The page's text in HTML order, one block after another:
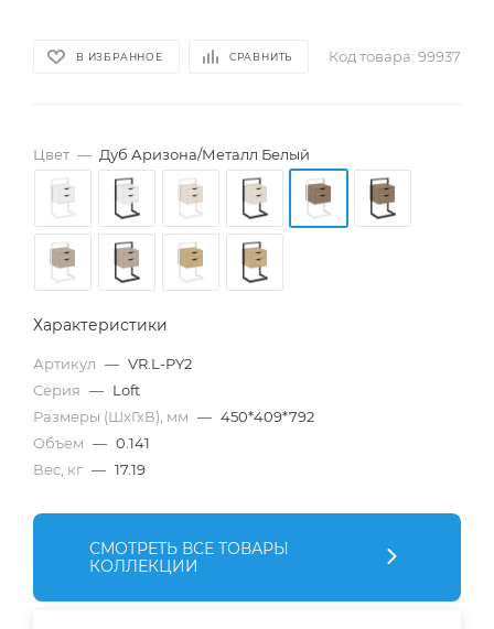
В ИЗБРАННОЕ СРАВНИТЬ Код товара: 99937
Цвет — Дуб Аризона/Металл Белый
Характеристики
Артикул — VR.L-PY2
Серия — Loft
Размеры (ШхГхВ), мм — 450*409*792
Объем — 0.141
Вес, кг — 17.19
СМОТРЕТЬ ВСЕ ТОВАРЫ
КОЛЛЕКЦИИ